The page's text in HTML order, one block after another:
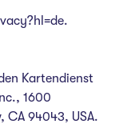
Kartendienst
1600
CA 94043, USA.